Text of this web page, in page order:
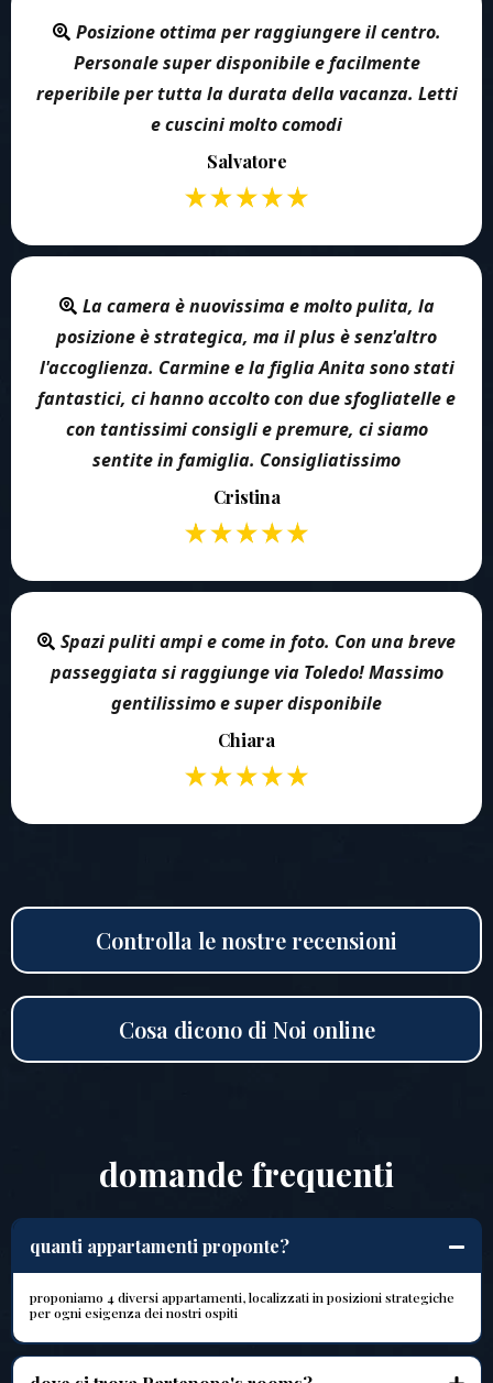
Posizione ottima per raggiungere il centro.
Personale super disponibile e facilmente
reperibile per tutta la durata della vacanza. Letti
e cuscini molto comodi
Salvatore
La camera è nuovissima e molto pulita, la
posizione è strategica, ma il plus è senz'altro
l'accoglienza. Carmine e la figlia Anita sono stati
fantastici, ci hanno accolto con due sfogliatelle e
con tantissimi consigli e premure, ci siamo
sentite in famiglia. Consigliatissimo
Cristina
Spazi puliti ampi e come in foto. Con una breve
passeggiata si raggiunge via Toledo! Massimo
gentilissimo e super disponibile
Chiara
Controlla le nostre recensioni
Cosa dicono di Noi online
domande frequenti
quanti appartamenti proponte?
proponiamo 4 diversi appartamenti, localizzati in posizioni strategiche
per ogni esigenza dei nostri ospiti